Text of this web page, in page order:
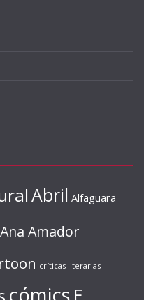
Abril Alfaguara
Ana Amador
críticas literarias
cómics E.